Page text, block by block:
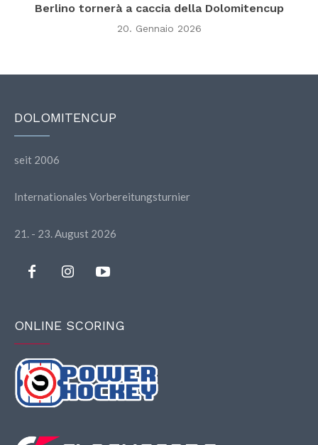
Berlino tornerà a caccia della Dolomitencup
20. Gennaio 2026
DOLOMITENCUP
seit 2006
Internationales Vorbereitungsturnier
21. - 23. August 2026
ONLINE SCORING